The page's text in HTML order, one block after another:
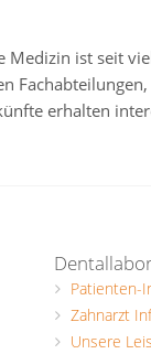
Medizin ist seit
erhalten
Patienten-
Zahnarzt
Unsere